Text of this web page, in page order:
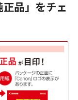
品」をチェ